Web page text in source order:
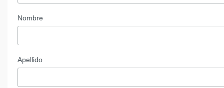
Nombre
Apellido